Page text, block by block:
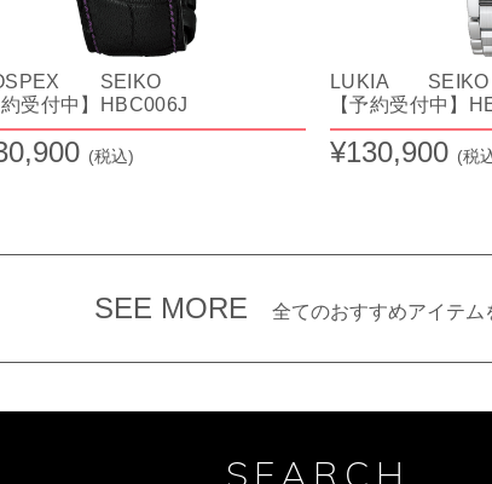
SEIKO
約受付中】HBC006J
(税込)
LUKIA SEIKO
【予約受付中】
¥130,900 (税
SEE MORE 全てのおすすめアイテム